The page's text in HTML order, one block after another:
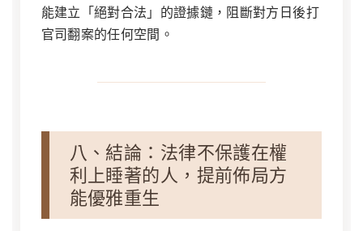
能建立「絕對合法」的證據鏈，阻斷對方日後打
官司翻案的任何空間。
八、結論：法律不保護在權
利上睡著的人，提前佈局方
能優雅重生